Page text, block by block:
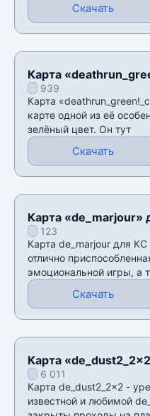
Скачать
Карта
939
Карта
карте одной из её
зелёный цвет. Он тут
Скачать
Карта «de_marjour»
123
Карта de_marjour для
отлично
эмоциональной игры, а
Скачать
Карта
6 011
Карта de_dust2_2x2 -
известной и любимой